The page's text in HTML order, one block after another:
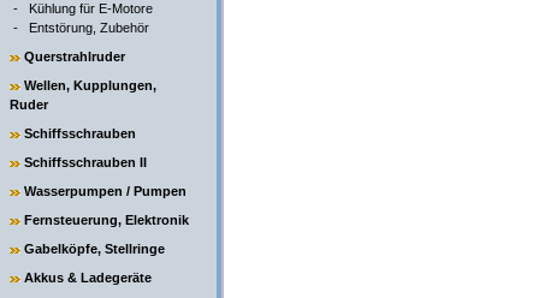
- Kühlung für E-Motore
- Entstörung, Zubehör
Querstrahlruder
Wellen, Kupplungen,
Ruder
Schiffsschrauben
Schiffsschrauben II
Wasserpumpen / Pumpen
Fernsteuerung, Elektronik
Gabelköpfe, Stellringe
Akkus & Ladegeräte